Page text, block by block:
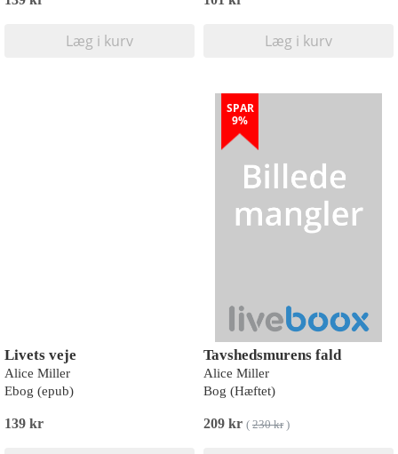
Læg i kurv Læg i kurv
Livets veje
Alice Miller
Ebog (epub)
139 kr
SPAR
9%
Tavshedsmurens fald
Alice Miller
Bog (Hæftet)
209 kr ( 230 kr)